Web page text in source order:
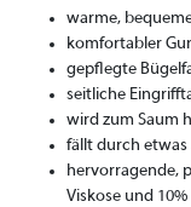
warme,
komfortabler
gepflegte
seitliche
wird zum Saum
fällt durch etwas
hervorragende,
Viskose und 10%